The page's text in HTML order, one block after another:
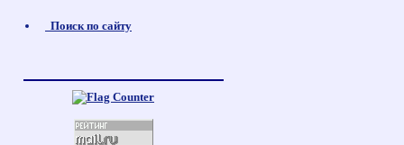
Поиск по сайту